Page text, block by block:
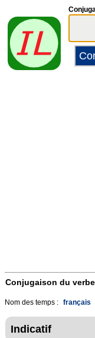
Conjugaison du
Nom des temps : français
Indicatif